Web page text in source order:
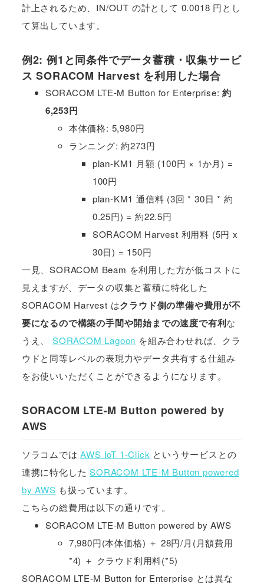
計上されるため、IN/OUT の計として 0.0018 円とし
て算出しています。
例2: 例1と同条件でデータ蓄積・収集サービ
ス SORACOM Harvest を利用した場合
SORACOM LTE-M Button for Enterprise:約‭
6,253円
本体価格: 5,980円
ランニング: 約273円
plan-KM1 月額 (100円 × 1か月) =
100円
plan-KM1 通信料 (3回 * 30日 * 約
0.25円) = 約22.5円
SORACOM Harvest 利用料 (5円 x
30日) = 150円
一見、SORACOM Beam を利用した方が低コストに
見えますが、データの収集と蓄積に特化した
SORACOM Harvest はクラウド側の準備や費用が不
要になるので構築の手間や開始までの速度で有利な
うえ、 SORACOM Lagoon を組み合わせれば、クラ
ウドと同等レベルの表現力やデータ共有する仕組み
をお使いいただくことができるようになります。
SORACOM LTE-M Button powered by
AWS
ソラコムではAWS IoT 1-Click というサービスとの
連携に特化したSORACOM LTE-M Button powered
by AWS も扱っています。
こちらの総費用は以下の通りです。
SORACOM LTE-M Button powered by AWS
7,980円(本体価格) ＋ 28円/月(月額費用
*4) ＋ クラウド利用料(*5)
SORACOM LTE-M Button for Enterprise とは異な